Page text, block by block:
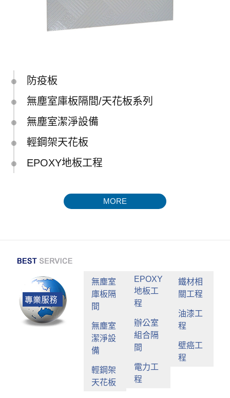
防疫板
無塵室庫板隔間/天花板系列
無塵室潔淨設備
輕鋼架天花板
EPOXY地板工程
MORE
無塵室
庫板隔
間
無塵室
潔淨設
備
輕鋼架
天花板
EPOXY
地板工
程
辦公室
組合隔
間
電力工
程
鐵材相
關工程
油漆工
程
壁癌工
程